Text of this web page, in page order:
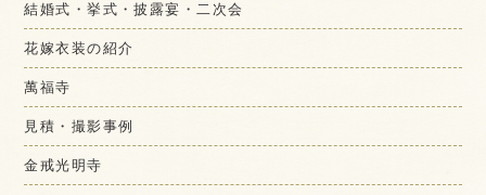
結婚式・挙式・披露宴・二次会
花嫁衣装の紹介
萬福寺
見積・撮影事例
金戒光明寺